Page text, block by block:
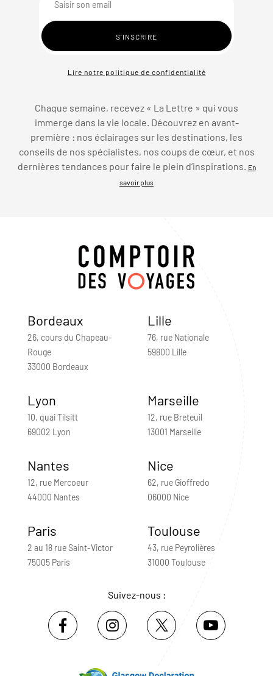
Lire notre politique de confidentialité
Chaque semaine, recevez « La Lettre » qui vous
immerge dans la vie locale. Découvrez en avant-
première : nos éclairages sur les destinations, les
conseils de nos spécialistes, nos coups de cœur, et nos
dernières tendances pour faire le plein d’inspirations.
En
savoir plus
Bordeaux
26, cours du Chapeau-
Rouge
33000 Bordeaux
Lille
76, rue Nationale
59800 Lille
Lyon
10, quai Tilsitt
69002 Lyon
Marseille
12, rue Breteuil
13001 Marseille
Nantes
12, rue Mercoeur
44000 Nantes
Nice
62, rue Gioffredo
06000 Nice
Paris
2 au 18 rue Saint-Victor
75005 Paris
Toulouse
43, rue Peyrolières
31000 Toulouse
Suivez-nous :